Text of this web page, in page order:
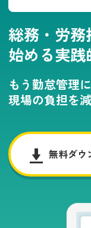
総務・労務
始める実
もう勤怠管理
現場の負担を
無料ダウ